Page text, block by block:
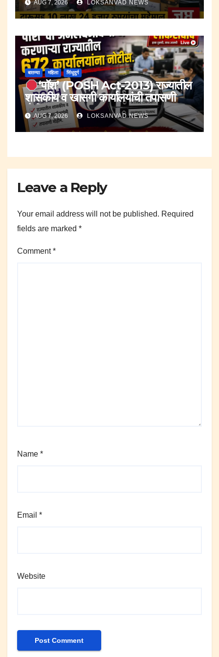
मुद्देमाल जप्त.
AUG 7, 2026 LOKSANVAD NEWS
बातम्या महिला सिंधुदुर्ग
‘पॉश’ (POSH Act-2013) राज्यातील
शासकीय व खासगी कार्यालयांची तपासणी
मोहीम..
AUG 7, 2026 LOKSANVAD NEWS
Leave a Reply
Your email address will not be published. Required
fields are marked *
Comment*
Name *
Email *
Website